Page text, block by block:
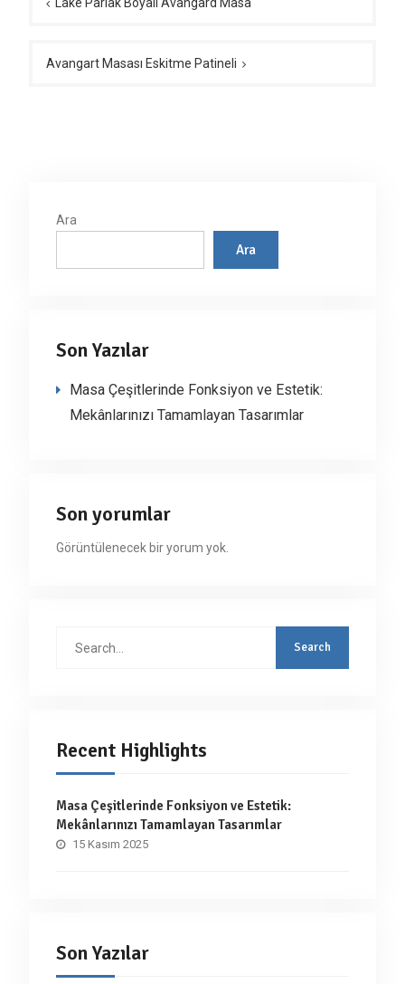
gezinmesi
Avangart Masası Eskitme Patineli
Ara
Ara
Son Yazılar
Masa Çeşitlerinde Fonksiyon ve Estetik:
Mekânlarınızı Tamamlayan Tasarımlar
Son yorumlar
Görüntülenecek bir yorum yok.
Recent Highlights
Masa Çeşitlerinde Fonksiyon ve Estetik:
Mekânlarınızı Tamamlayan Tasarımlar
15 Kasım 2025
Son Yazılar